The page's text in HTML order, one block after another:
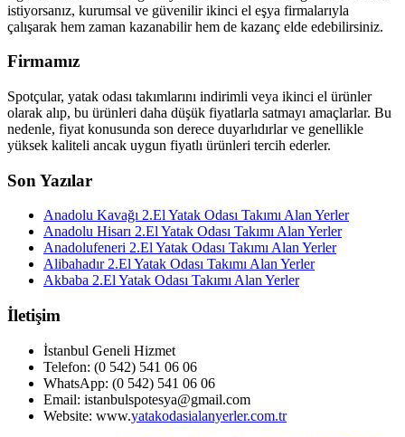
istiyorsanız, kurumsal ve güvenilir ikinci el eşya firmalarıyla
çalışarak hem zaman kazanabilir hem de kazanç elde edebilirsiniz.
Firmamız
Spotçular, yatak odası takımlarını indirimli veya ikinci el ürünler
olarak alıp, bu ürünleri daha düşük fiyatlarla satmayı amaçlarlar. Bu
nedenle, fiyat konusunda son derece duyarlıdırlar ve genellikle
yüksek kaliteli ancak uygun fiyatlı ürünleri tercih ederler.
Son Yazılar
Anadolu Kavağı 2.El Yatak Odası Takımı Alan Yerler
Anadolu Hisarı 2.El Yatak Odası Takımı Alan Yerler
Anadolufeneri 2.El Yatak Odası Takımı Alan Yerler
Alibahadır 2.El Yatak Odası Takımı Alan Yerler
Akbaba 2.El Yatak Odası Takımı Alan Yerler
İletişim
İstanbul Geneli Hizmet
Telefon: (0 542) 541 06 06
WhatsApp: (0 542) 541 06 06
Email: istanbulspotesya@gmail.com
Website: www.yatakodasialanyerler.com.tr